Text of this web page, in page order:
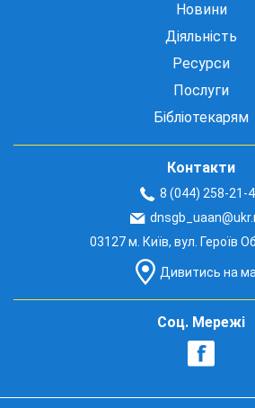
Новини
Діяльність
Ресурси
Послуги
Бібліотекарям
Контакти
8 (044) 258-21-
03127 м. Київ, вул. Героїв
Дивитись на
Соц. Мережі